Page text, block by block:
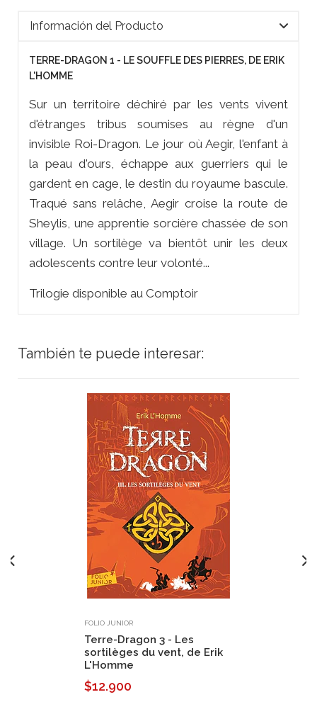
Información del Producto
TERRE-DRAGON 1 - LE SOUFFLE DES PIERRES, DE ERIK
L'HOMME
Sur un territoire déchiré par les vents vivent
d'étranges tribus soumises au règne d'un
invisible Roi-Dragon. Le jour où Aegir, l'enfant à
la peau d'ours, échappe aux guerriers qui le
gardent en cage, le destin du royaume bascule.
Traqué sans relâche, Aegir croise la route de
Sheylis, une apprentie sorcière chassée de son
village. Un sortilège va bientôt unir les deux
adolescents contre leur volonté...
Trilogie disponible au Comptoir
También te puede interesar:
FOLIO JUNIOR
Terre-Dragon 3 - Les
sortilèges du vent, de Erik
L'Homme
$12.900